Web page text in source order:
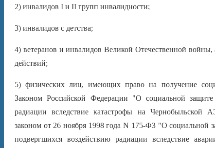
2) инвалидов I и II групп инвалидности;
3) инвалидов с детства;
4) ветеранов и инвалидов Великой Отечественной
действий;
5) физических лиц, имеющих право на получение
Законом Российской Федерации "О социальной
радиации вследствие катастрофы на Чернобыльской
законом от 26 ноября 1998 года N 175-ФЗ "О социальной
подвергшихся воздействию радиации вследствие